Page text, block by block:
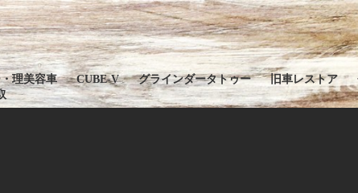
理美容車
CUBE-V グラインダータトゥー 旧車レストア